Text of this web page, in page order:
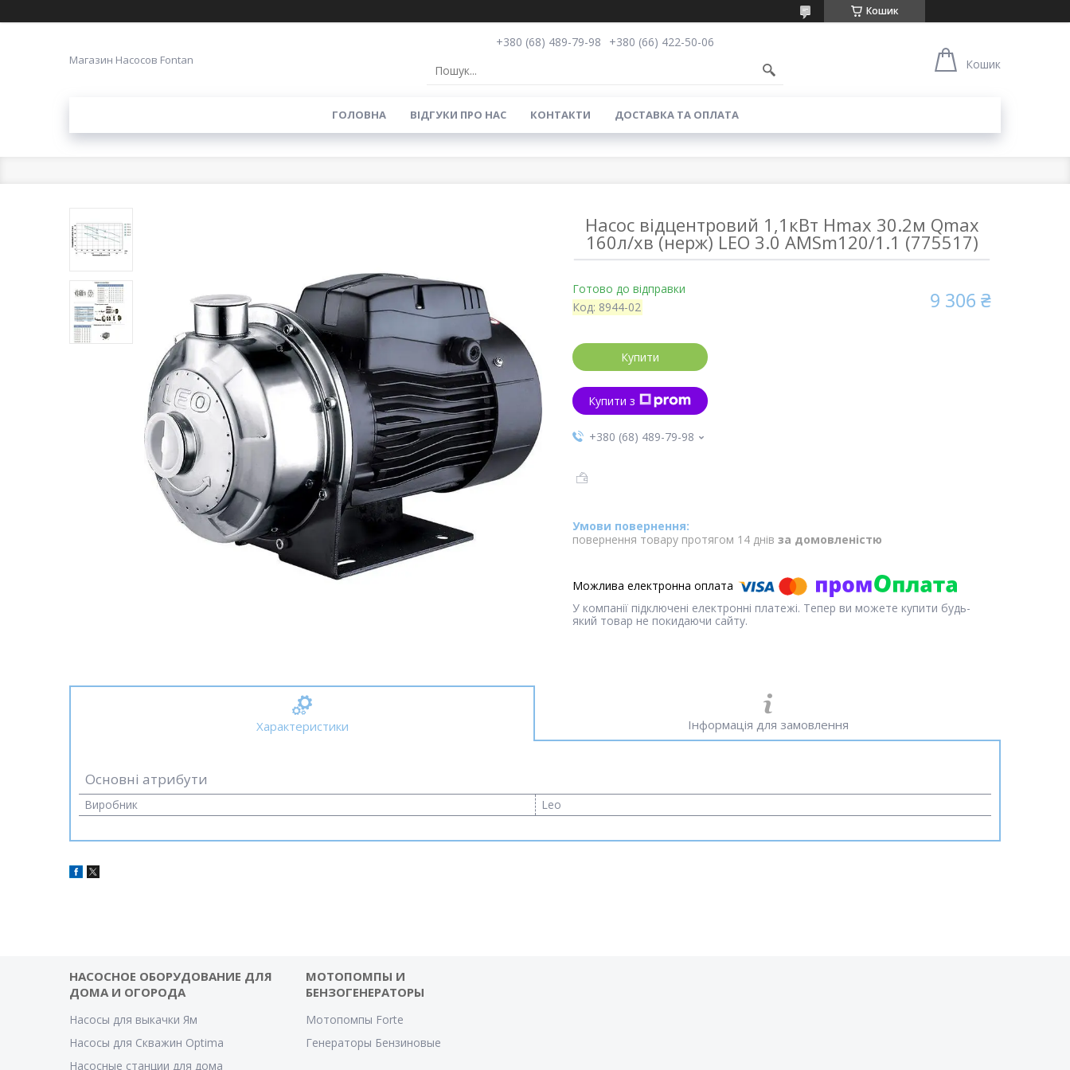
Кошик
Магазин Насосов Fontan
+380 (68) 489-79-98
+380 (66) 422-50-06
Кошик
ГОЛОВНА ВIДГУКИ ПРО НАС КОНТАКТИ ДОСТАВКА ТА ОПЛАТА
Насос відцентровий 1,1кВт Hmax 30.2м Qmax
160л/хв (нерж) LEO 3.0 AMSm120/1.1 (775517)
Готово до відправки
Код: 8944-02 9 306 ₴
Купити
Купити з
+380 (68) 489-79-98
повернення товару протягом 14 днів за домовленістю
У компанії підключені електронні платежі. Тепер ви можете купити будь-
який товар не покидаючи сайту.
Характеристики Інформація для замовлення
Основні атрибути
Виробник Leo
НАСОСНОЕ ОБОРУДОВАНИЕ ДЛЯ
ДОМА И ОГОРОДА
Насосы для выкачки Ям
Насосы для Скважин Optima
Насосные станции для дома
МОТОПОМПЫ И
БЕНЗОГЕНЕРАТОРЫ
Мотопомпы Forte
Генераторы Бензиновые